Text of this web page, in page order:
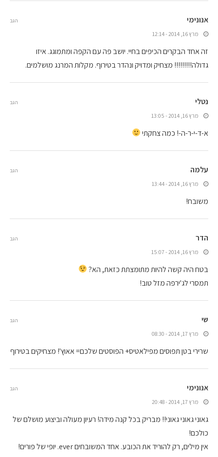
אנונימי
מרץ 16, 2014 - 12:14
זה אחד הבקרים הכיפים בחיי. יושב פה עם הקפה ומתמוגג. איזו
גדולה!!!!!!!!! מצחיק ומדויק ונהדר בטירוף. מקלות המרנג מושלמים.
הגב
נטלי
מרץ 16, 2014 - 13:05
א-ד-י-ר-ה-! כמה צחקתי
הגב
עלמה
מרץ 16, 2014 - 13:44
משובח!
הגב
הדר
מרץ 16, 2014 - 15:07
בטח היה קשה להיות מתומצתת כזאת, הא?
תמסרי לג'ירפה מזל טוב!
הגב
שי
מרץ 17, 2014 - 08:30
שרירי בטן תפוסים מפילאטיס+ הפוסטים שלכם= אאוץ'! מצחיקים בטירוף
הגב
אנונימי
מרץ 17, 2014 - 20:48
גאוני גאוני גאוני!! מבריק בכל קנה מידה! רעיון מעולה וביצוע מושלם של
כולכם!
אין מילים, רק להוריד את הכובע. אחד המשובחים ever. יופי של פורים!
הגב